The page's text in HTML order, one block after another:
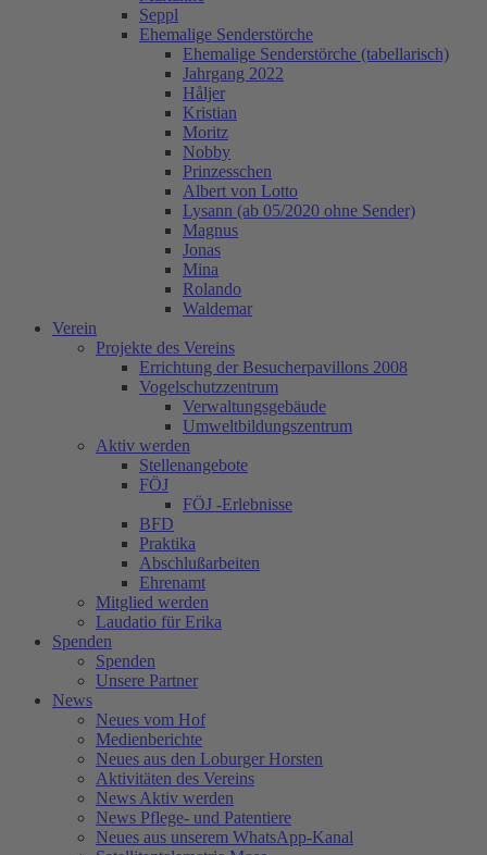
Seppl
Ehemalige Senderstörche
Ehemalige Senderstörche (tabellarisch)
Jahrgang 2022
Håljer
Kristian
Moritz
Nobby
Prinzesschen
Albert von Lotto
Lysann (ab 05/2020 ohne Sender)
Magnus
Jonas
Mina
Rolando
Waldemar
Verein
Projekte des Vereins
Errichtung der Besucherpavillons 2008
Vogelschutzzentrum
Verwaltungsgebäude
Umweltbildungszentrum
Aktiv werden
Stellenangebote
FÖJ
FÖJ -Erlebnisse
BFD
Praktika
Abschlußarbeiten
Ehrenamt
Mitglied werden
Laudatio für Erika
Spenden
Spenden
Unsere Partner
News
Neues vom Hof
Medienberichte
Neues aus den Loburger Horsten
Aktivitäten des Vereins
News Aktiv werden
News Pflege- und Patentiere
Neues aus unserem WhatsApp-Kanal